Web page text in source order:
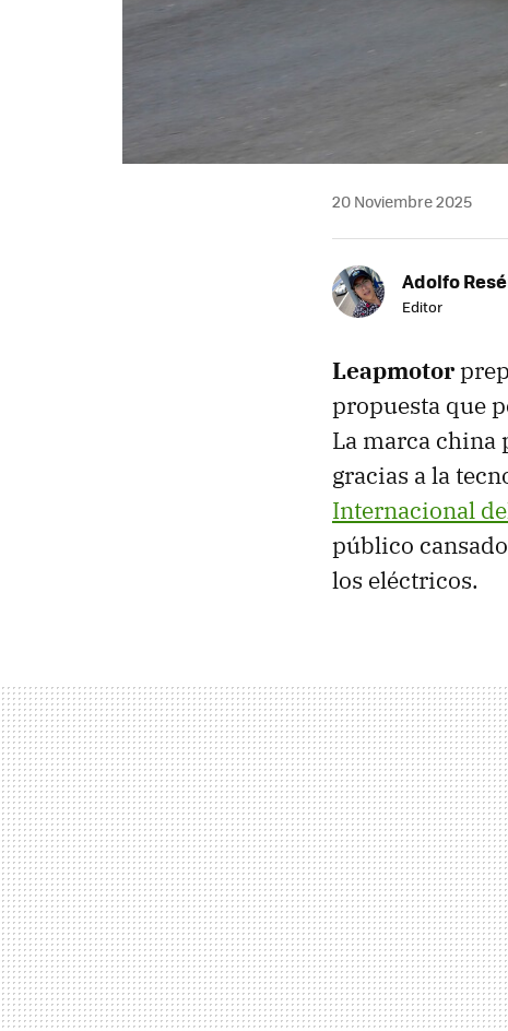
20 Noviembre 2025
Adolfo
Editor
Leapmotor
propuesta que
La marca china
gracias a la
Internacional
público
los eléctricos.